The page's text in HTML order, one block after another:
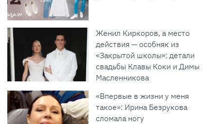
Женил Киркоров, а место
действия — особняк из
«Закрытой школы»: детали
свадьбы Клавы Коки и Димы
Масленникова
«Впервые в жизни у меня
такое»: Ирина Безрукова
сломала ногу